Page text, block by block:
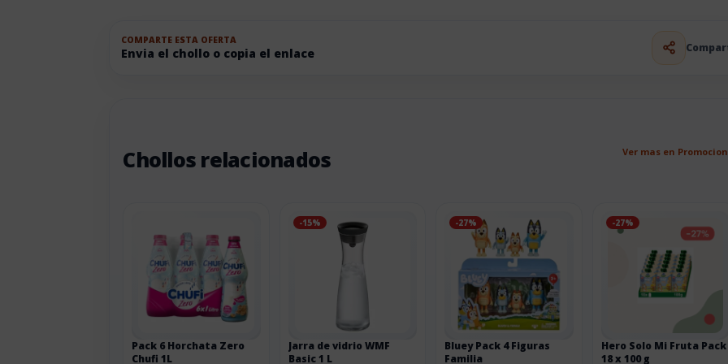
COMPARTE ESTA OFERTA
Envia el chollo o copia el enlace
Chollos relacionados Ver mas en
Pack 6 Horchata Zero
Chufi 1L
-15%
Jarra de vidrio WMF
Basic 1 L
-27%
Bluey Pack 4 Figuras
Familia
-27%
Hero Solo Mi Fruta Pack
18 x 100 g